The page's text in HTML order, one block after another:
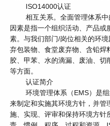
ISO14000认证
相互关系。全面管理体系中
因素是指一个组织活动、产品
素。与我们部门/岗位相关的环
弃包装物、食堂废弃物、含铅
胶、甲苯、水的滴漏、废油、
等方面。
认证简介
环境管理体系（EMS）是组
来制定和实施其环境方针，并
施、实现、评审和保持环境方针